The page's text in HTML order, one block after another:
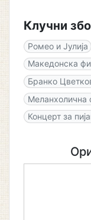
Клучни
Ромео и Јулија
Македонска
Бранко
Меланхолична
Концерт за